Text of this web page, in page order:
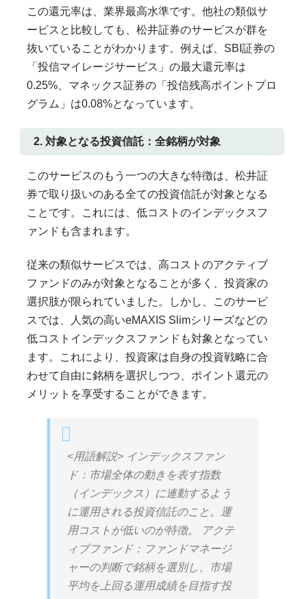
この還元率は、業界最高水準です。他社の類似サ
ービスと比較しても、松井証券のサービスが群を
抜いていることがわかります。例えば、SBI証券の
「投信マイレージサービス」の最大還元率は
0.25%、マネックス証券の「投信残高ポイントプロ
グラム」は0.08%となっています。
2. 対象となる投資信託：全銘柄が対象
このサービスのもう一つの大きな特徴は、松井証
券で取り扱いのある全ての投資信託が対象となる
ことです。これには、低コストのインデックスフ
ァンドも含まれます。
従来の類似サービスでは、高コストのアクティブ
ファンドのみが対象となることが多く、投資家の
選択肢が限られていました。しかし、このサービ
スでは、人気の高いeMAXIS Slimシリーズなどの
低コストインデックスファンドも対象となってい
ます。これにより、投資家は自身の投資戦略に合
わせて自由に銘柄を選択しつつ、ポイント還元の
メリットを享受することができます。
<用語解説> インデックスファン
ド：市場全体の動きを表す指数
（インデックス）に連動するよう
に運用される投資信託のこと。運
用コストが低いのが特徴。 アクテ
ィブファンド：ファンドマネージ
ャーの判断で銘柄を選別し、市場
平均を上回る運用成績を目指す投